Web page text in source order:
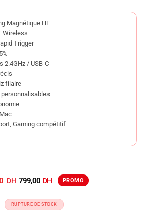
Magnétique HE
Wireless
Trigger
2.4GHz / USB-C
filaire
personnalisables
Gaming compétitif
899,00 799,00
RUPTURE DE STOCK